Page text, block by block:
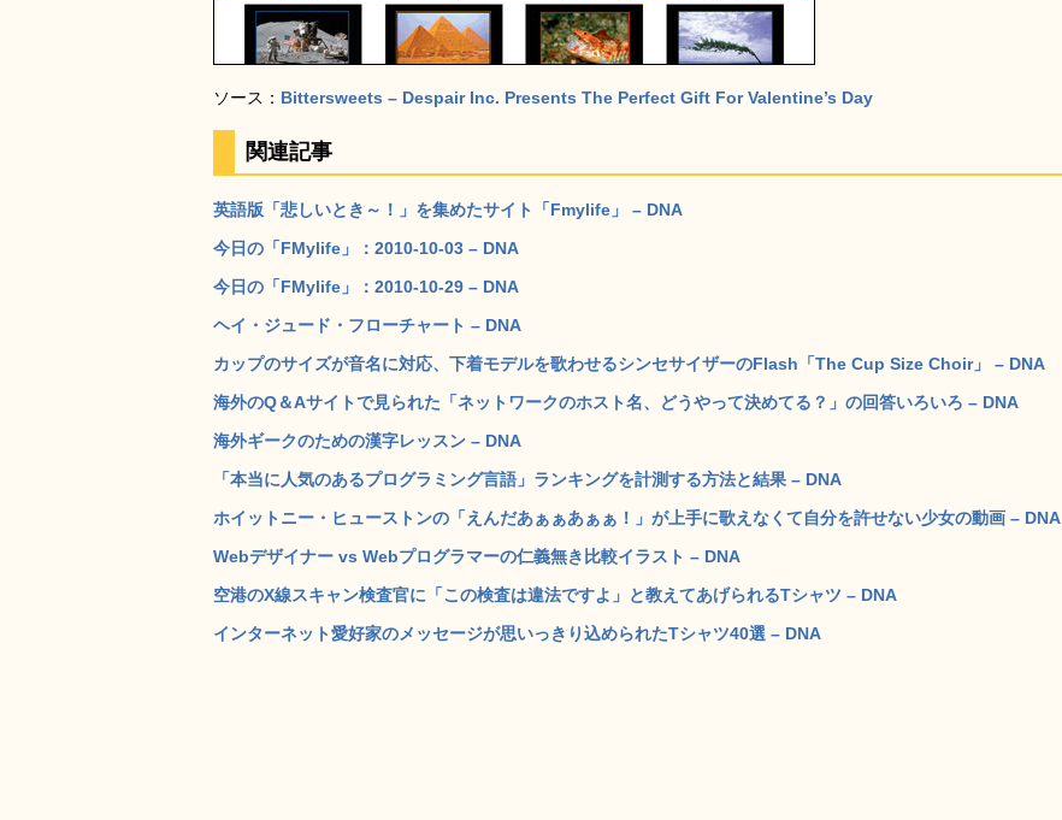
ソース： Bittersweets – Despair Inc. Presents The Perfect Gift For Valentine’s Day
関連記事
英語版「悲しいとき～！」を集めたサイト「Fmylife」 – DNA
今日の「FMylife」：2010-10-03 – DNA
今日の「FMylife」：2010-10-29 – DNA
ヘイ・ジュード・フローチャート – DNA
カップのサイズが音名に対応、下着モデルを歌わせるシンセサイザーのFlash「The Cup Size Choir」 – DNA
海外のQ＆Aサイトで見られた「ネットワークのホスト名、どうやって決めてる？」の回答いろいろ – DNA
海外ギークのための漢字レッスン – DNA
「本当に人気のあるプログラミング言語」ランキングを計測する方法と結果 – DNA
ホイットニー・ヒューストンの「えんだあぁぁあぁぁ！」が上手に歌えなくて自分を許せない少女の動画 – DNA
Webデザイナー vs Webプログラマーの仁義無き比較イラスト – DNA
空港のX線スキャン検査官に「この検査は違法ですよ」と教えてあげられるTシャツ – DNA
インターネット愛好家のメッセージが思いっきり込められたTシャツ40選 – DNA